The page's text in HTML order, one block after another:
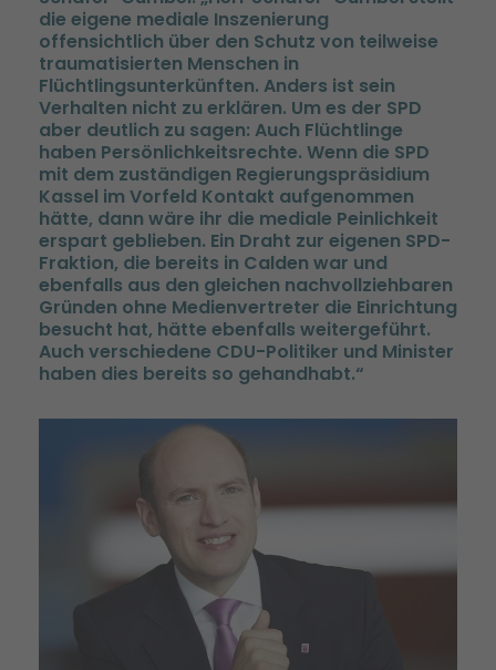
die eigene mediale Inszenierung
offensichtlich über den Schutz von teilweise
traumatisierten Menschen in
Flüchtlingsunterkünften. Anders ist sein
Verhalten nicht zu erklären. Um es der SPD
aber deutlich zu sagen: Auch Flüchtlinge
haben Persönlichkeitsrechte. Wenn die SPD
mit dem zuständigen Regierungspräsidium
Kassel im Vorfeld Kontakt aufgenommen
hätte, dann wäre ihr die mediale Peinlichkeit
erspart geblieben. Ein Draht zur eigenen SPD-
Fraktion, die bereits in Calden war und
ebenfalls aus den gleichen nachvollziehbaren
Gründen ohne Medienvertreter die Einrichtung
besucht hat, hätte ebenfalls weitergeführt.
Auch verschiedene CDU-Politiker und Minister
haben dies bereits so gehandhabt.“